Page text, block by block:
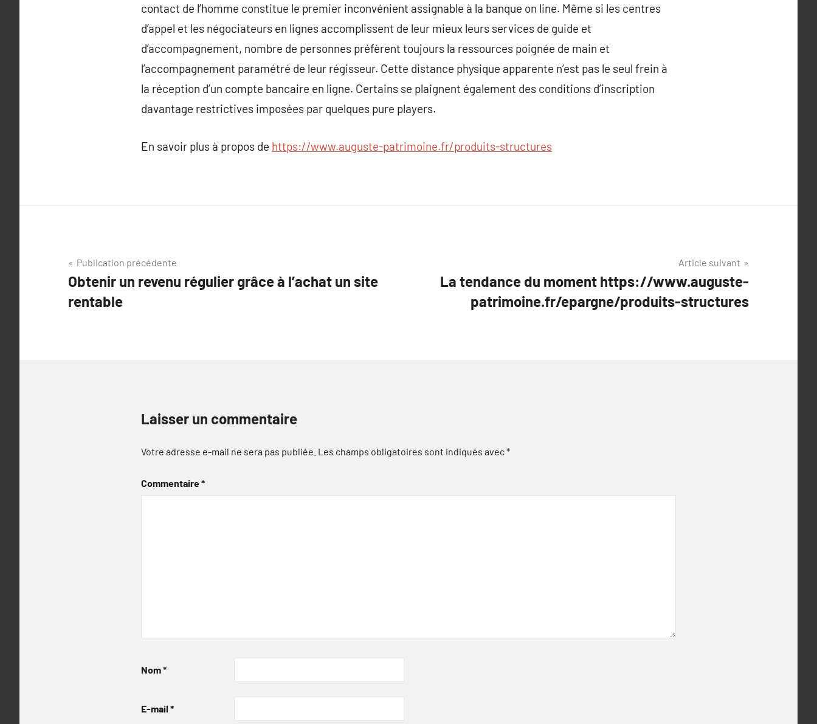
contact de l’homme constitue le premier inconvénient assignable à la banque on line. Même si les centres
d’appel et les négociateurs en lignes accomplissent de leur mieux leurs services de guide et
d’accompagnement, nombre de personnes préfèrent toujours la ressources poignée de main et
l’accompagnement paramétré de leur régisseur. Cette distance physique apparente n’est pas le seul frein à
la réception d’un compte bancaire en ligne. Certains se plaignent également des conditions d’inscription
davantage restrictives imposées par quelques pure players.
En savoir plus à propos de https://www.auguste-patrimoine.fr/produits-structures
Navigation
de
l’article
Publication précédente
Obtenir un revenu régulier grâce à l’achat un site
rentable
Article suivant
La tendance du moment https://www.auguste-
patrimoine.fr/epargne/produits-structures
Laisser un commentaire
Votre adresse e-mail ne sera pas publiée. Les champs obligatoires sont indiqués avec*
Commentaire*
Nom*
E-mail *